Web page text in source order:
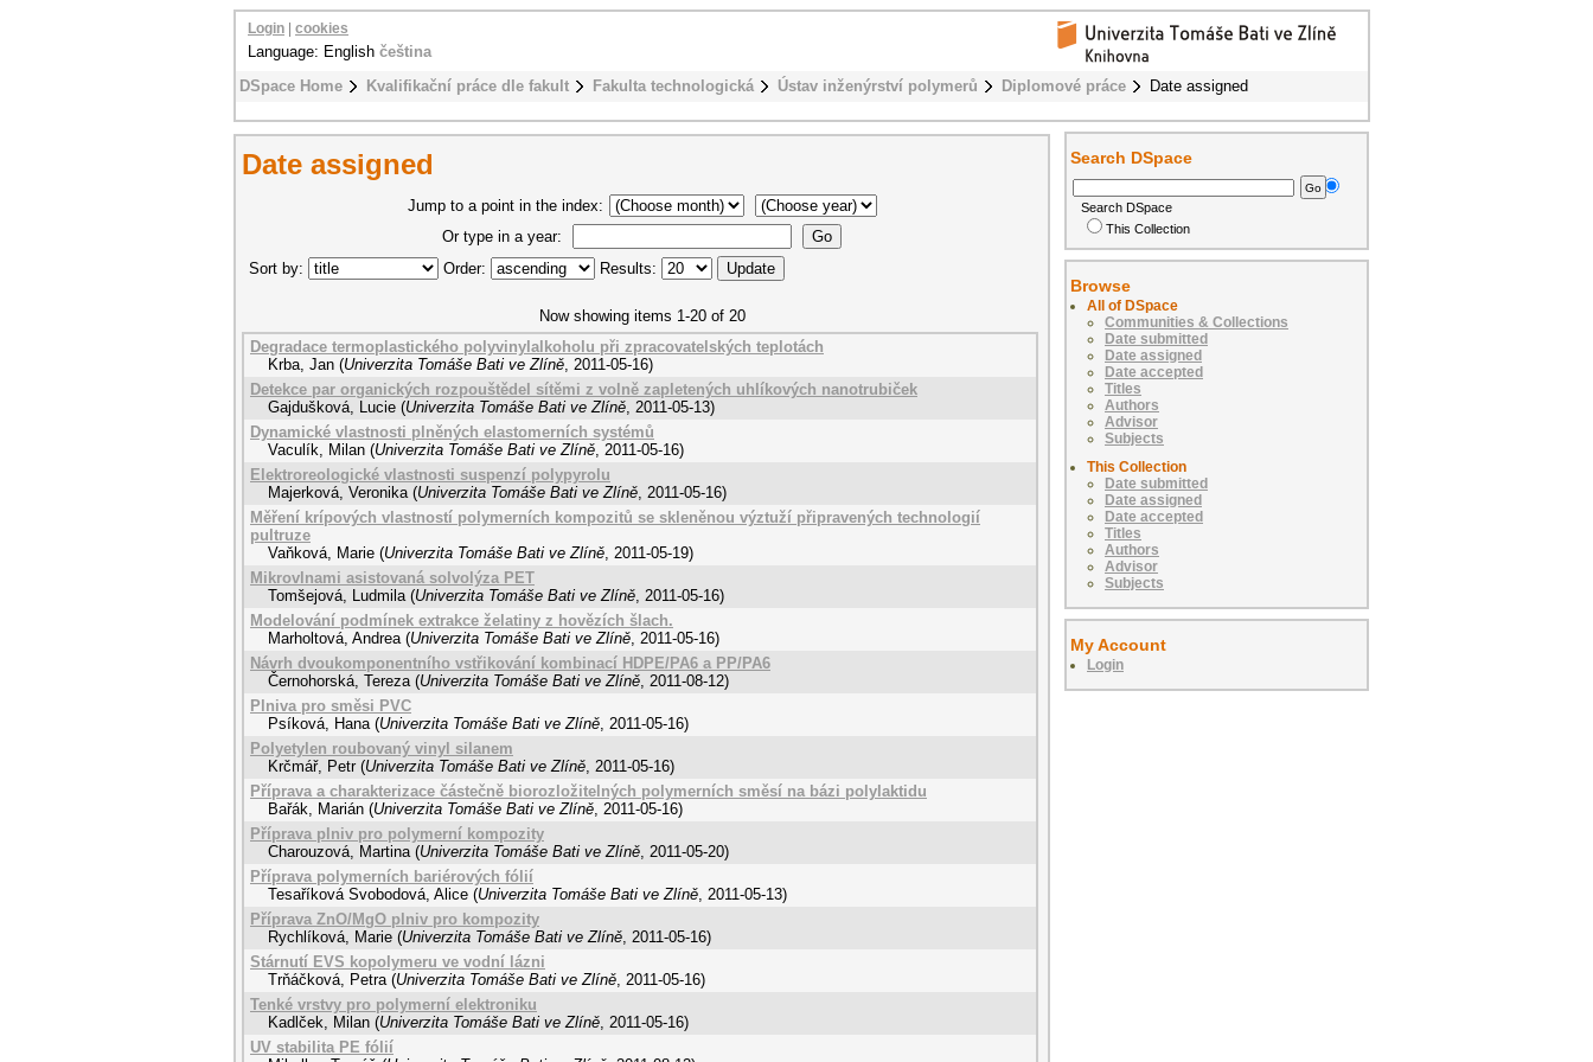
DSpace Home Kvalifikační práce dle fakult Fakulta technologická Ústav inženýrství polymerů Diplomové práce Date assigned
Login cookies
Language: English čeština
Date assigned
Jump to a point in the index:
Or type in a year:
Sort by:
Order: Results:
Now showing items 1-20 of 20
Degradace termoplastického polyvinylalkoholu při zpracovatelských teplotách
Krba, Jan (Univerzita Tomáše Bati ve Zlíně, 2011-05-16)
Detekce par organických rozpouštědel sítěmi z volně zapletených uhlíkových nanotrubiček
Gajdušková, Lucie (Univerzita Tomáše Bati ve Zlíně, 2011-05-13)
Dynamické vlastnosti plněných elastomerních systémů
Vaculík, Milan (Univerzita Tomáše Bati ve Zlíně, 2011-05-16)
Elektroreologické vlastnosti suspenzí polypyrolu
Majerková, Veronika (Univerzita Tomáše Bati ve Zlíně, 2011-05-16)
Měření krípových vlastností polymerních kompozitů se skleněnou výztuží připravených technologií
pultruze
Vaňková, Marie (Univerzita Tomáše Bati ve Zlíně, 2011-05-19)
Mikrovlnami asistovaná solvolýza PET
Tomšejová, Ludmila (Univerzita Tomáše Bati ve Zlíně, 2011-05-16)
Modelování podmínek extrakce želatiny z hovězích šlach.
Marholtová, Andrea (Univerzita Tomáše Bati ve Zlíně, 2011-05-16)
Návrh dvoukomponentního vstřikování kombinací HDPE/PA6 a PP/PA6
Černohorská, Tereza (Univerzita Tomáše Bati ve Zlíně, 2011-08-12)
Plniva pro směsi PVC
Psíková, Hana (Univerzita Tomáše Bati ve Zlíně, 2011-05-16)
Polyetylen roubovaný vinyl silanem
Krčmář, Petr (Univerzita Tomáše Bati ve Zlíně, 2011-05-16)
Příprava a charakterizace částečně biorozložitelných polymerních směsí na bázi polylaktidu
Bařák, Marián (Univerzita Tomáše Bati ve Zlíně, 2011-05-16)
Příprava plniv pro polymerní kompozity
Charouzová, Martina (Univerzita Tomáše Bati ve Zlíně, 2011-05-20)
Příprava polymerních bariérových fólií
Tesaříková Svobodová, Alice (Univerzita Tomáše Bati ve Zlíně, 2011-05-13)
Příprava ZnO/MgO plniv pro kompozity
Rychlíková, Marie (Univerzita Tomáše Bati ve Zlíně, 2011-05-16)
Stárnutí EVS kopolymeru ve vodní lázni
Trňáčková, Petra (Univerzita Tomáše Bati ve Zlíně, 2011-05-16)
Tenké vrstvy pro polymerní elektroniku
Kadlček, Milan (Univerzita Tomáše Bati ve Zlíně, 2011-05-16)
UV stabilita PE fólií
Search DSpace
Search DSpace
This Collection
Browse
All of DSpace
Communities & Collections
Date submitted
Date assigned
Date accepted
Titles
Authors
Advisor
Subjects
This Collection
Date submitted
Date assigned
Date accepted
Titles
Authors
Advisor
Subjects
My Account
Login